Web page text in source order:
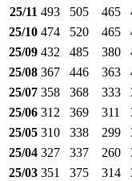
25/11 493 505 465
25/10 474 520 465
25/09 432 485 380
25/08 367 446 363
25/07 358 368 333
25/06 312 369 311
25/05 310 338 299
25/04 327 337 260
25/03 351 375 314